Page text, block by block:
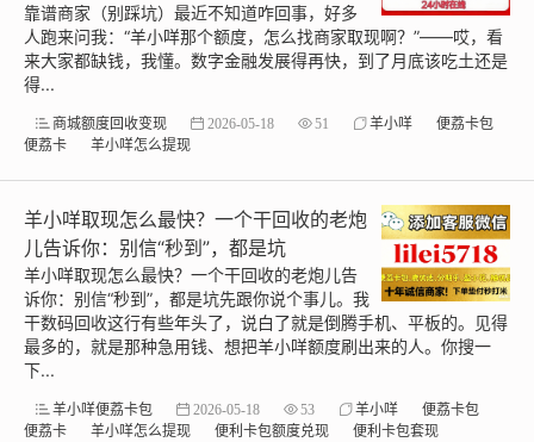
靠谱商家（别踩坑）最近不知道咋回事，好多
人跑来问我：“羊小咩那个额度，怎么找商家取现啊？”——哎，看
来大家都缺钱，我懂。数字金融发展得再快，到了月底该吃土还是
得...
商城额度回收变现 2026-05-18 51 羊小咩
便荔卡包
便荔卡
羊小咩怎么提现
羊小咩取现怎么最快？一个干回收的老炮
儿告诉你：别信“秒到”，都是坑
羊小咩取现怎么最快？一个干回收的老炮儿告
诉你：别信“秒到”，都是坑先跟你说个事儿。我
干数码回收这行有些年头了，说白了就是倒腾手机、平板的。见得
最多的，就是那种急用钱、想把羊小咩额度刷出来的人。你搜一
下...
羊小咩便荔卡包 2026-05-18 53 羊小咩
便荔卡包
便荔卡
羊小咩怎么提现 便利卡包额度兑现 便利卡包套现